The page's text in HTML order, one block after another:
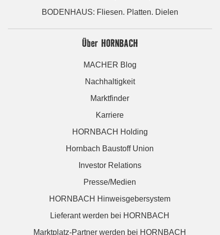
BODENHAUS: Fliesen. Platten. Dielen
Über HORNBACH
MACHER Blog
Nachhaltigkeit
Marktfinder
Karriere
HORNBACH Holding
Hornbach Baustoff Union
Investor Relations
Presse/Medien
HORNBACH Hinweisgebersystem
Lieferant werden bei HORNBACH
Marktplatz-Partner werden bei HORNBACH